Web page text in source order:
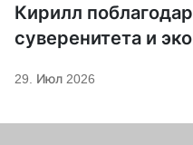
Кирилл
суверенитета и
29. Июл 2026